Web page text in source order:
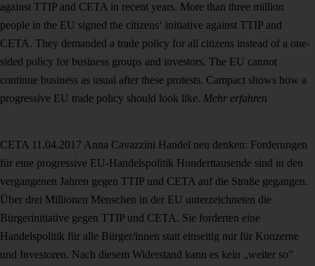
against TTIP and CETA in recent years. More than three million
people in the EU signed the citizens‘ initiative against TTIP and
CETA. They demanded a trade policy for all citizens instead of a one-
sided policy for business groups and investors. The EU cannot
continue business as usual after these protests. Campact shows how a
progressive EU trade policy should look like. Mehr erfahren
CETA 11.04.2017 Anna Cavazzini Handel neu denken: Forderungen
für eine progressive EU-Handelspolitik Hunderttausende sind in den
vergangenen Jahren gegen TTIP und CETA auf die Straße gegangen.
Über drei Millionen Menschen in der EU unterzeichneten die
Bürgerinitiative gegen TTIP und CETA. Sie forderten eine
Handelspolitik für alle Bürger/innen statt einseitig nur für Konzerne
und Investoren. Nach diesem Widerstand kann es kein „weiter so”